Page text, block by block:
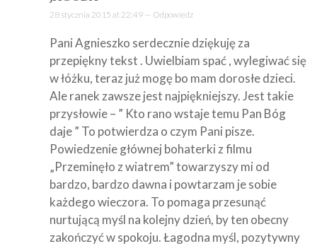
28 stycznia 2015 at 22:49 — Odpowiedz
Pani Agnieszko serdecznie dziękuję za
przepiękny tekst . Uwielbiam spać , wylegiwać się
w łóżku, teraz już mogę bo mam dorosłe dzieci.
Ale ranek zawsze jest najpiękniejszy. Jest takie
przysłowie – ” Kto rano wstaje temu Pan Bóg
daje ” To potwierdza o czym Pani pisze.
Powiedzenie głównej bohaterki z filmu
„Przeminęło z wiatrem” towarzyszy mi od
bardzo, bardzo dawna i powtarzam je sobie
każdego wieczora. To pomaga przesunąć
nurtującą myśl na kolejny dzień, by ten obecny
zakończyć w spokoju. Łagodna myśl, pozytywny